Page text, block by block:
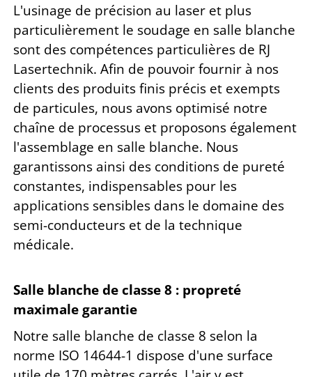
L'usinage de précision au laser et plus
particulièrement le soudage en salle blanche
sont des compétences particulières de RJ
Lasertechnik. Afin de pouvoir fournir à nos
clients des produits finis précis et exempts
de particules, nous avons optimisé notre
chaîne de processus et proposons également
l'assemblage en salle blanche. Nous
garantissons ainsi des conditions de pureté
constantes, indispensables pour les
applications sensibles dans le domaine des
semi-conducteurs et de la technique
médicale.
Salle blanche de classe 8 : propreté
maximale garantie
Notre salle blanche de classe 8 selon la
norme ISO 14644-1 dispose d'une surface